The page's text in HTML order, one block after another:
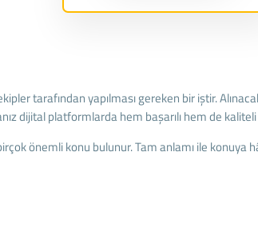
tarafından yapılması gereken bir iştir.
dijital platformlarda hem başarılı hem de
önemli konu bulunur. Tam anlamı ile konuya